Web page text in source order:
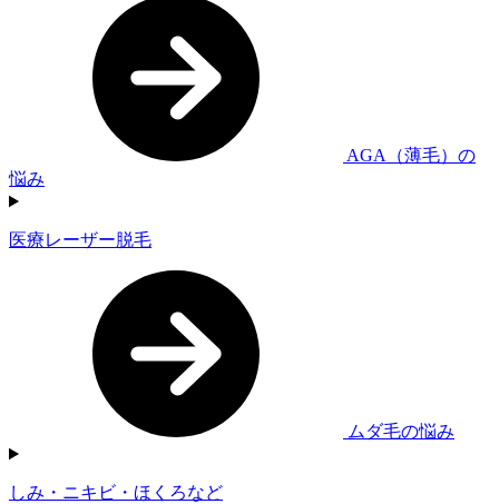
AGA（薄毛）の
悩み
医療レーザー脱毛
ムダ毛の悩み
しみ・ニキビ・ほくろなど